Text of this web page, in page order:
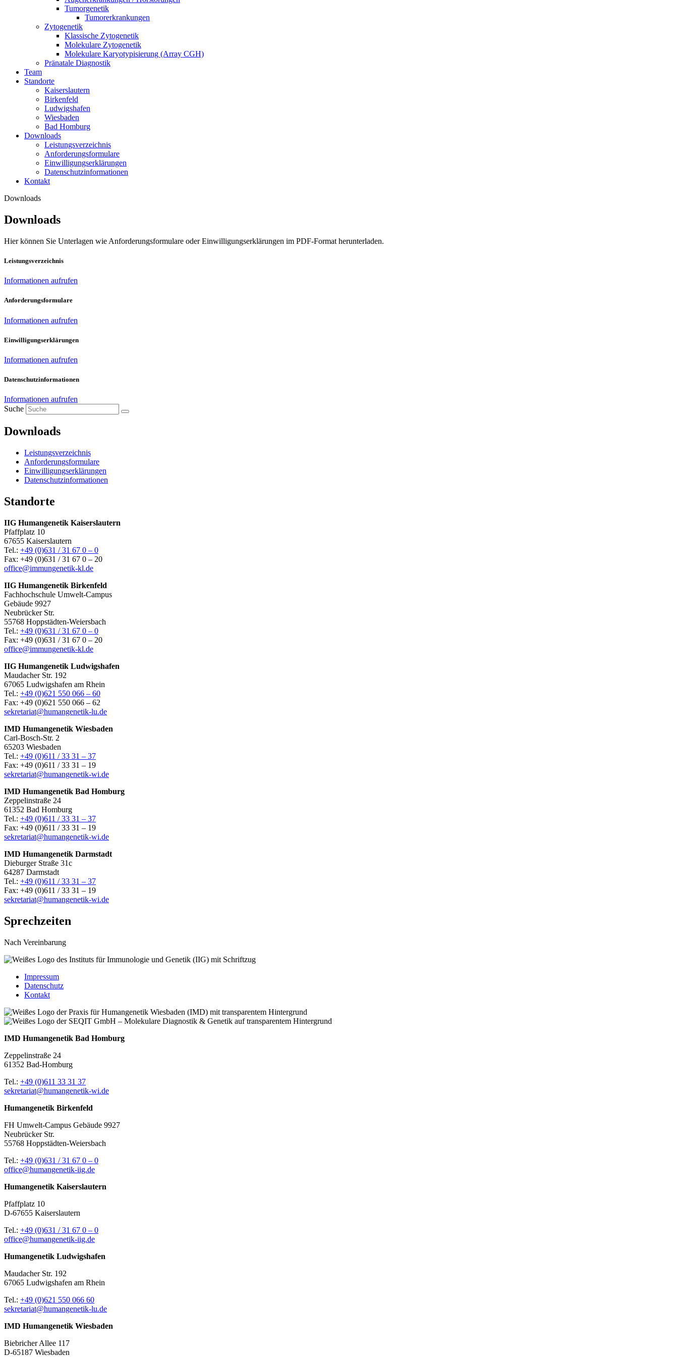
Tumorgenetik
Tumorerkrankungen
Zytogenetik
Klassische Zytogenetik
Molekulare Zytogenetik
Molekulare Karyotypisierung (Array CGH)
Pränatale Diagnostik
Team
Standorte
Kaiserslautern
Birkenfeld
Ludwigshafen
Wiesbaden
Bad Homburg
Downloads
Leistungsverzeichnis
Anforderungsformulare
Einwilligungserklärungen
Datenschutzinformationen
Kontakt
Downloads
Downloads
Hier können Sie Unterlagen wie Anforderungsformulare oder Einwilligungserklärungen im PDF-Format herunterladen.
Leistungsverzeichnis
Informationen aufrufen
Anforderungsformulare​
Informationen aufrufen
Einwilligungserklärungen
Informationen aufrufen
Datenschutzinformationen
Informationen aufrufen
Suche
Downloads
Leistungsverzeichnis
Anforderungsformulare
Einwilligungserklärungen
Datenschutzinformationen
Standorte
IIG Humangenetik Kaiserslautern
Pfaffplatz 10
67655 Kaiserslautern
Tel.: +49 (0)631 / 31 67 0 – 0
Fax: +49 (0)631 / 31 67 0 – 20
office@immungenetik-kl.de
IIG Humangenetik Birkenfeld
Fachhochschule Umwelt-Campus
Gebäude 9927
Neubrücker Str.
55768 Hoppstädten-Weiersbach
Tel.: +49 (0)631 / 31 67 0 – 0
Fax: +49 (0)631 / 31 67 0 – 20
office@immungenetik-kl.de
IIG Humangenetik Ludwigshafen
Maudacher Str. 192
67065 Ludwigshafen am Rhein
Tel.: +49 (0)621 550 066 – 60
Fax: +49 (0)621 550 066 – 62
sekretariat@humangenetik-lu.de
IMD Humangenetik Wiesbaden
Carl-Bosch-Str. 2
65203 Wiesbaden
Tel.: +49 (0)611 / 33 31 – 37
Fax: +49 (0)611 / 33 31 – 19
sekretariat@humangenetik-wi.de
IMD Humangenetik Bad Homburg
Zeppelinstraße 24
61352 Bad Homburg
Tel.: +49 (0)611 / 33 31 – 37
Fax: +49 (0)611 / 33 31 – 19
sekretariat@humangenetik-wi.de
IMD Humangenetik Darmstadt
Dieburger Straße 31c
64287 Darmstadt
Tel.: +49 (0)611 / 33 31 – 37
Fax: +49 (0)611 / 33 31 – 19
sekretariat@humangenetik-wi.de
Sprechzeiten
Nach Vereinbarung
Impressum
Datenschutz
Kontakt
IMD Humangenetik Bad Homburg
Zeppelinstraße 24
61352 Bad-Homburg
Tel.: +49 (0)611 33 31 37
sekretariat@humangenetik-wi.de
Humangenetik Birkenfeld
FH Umwelt-Campus Gebäude 9927
Neubrücker Str.
55768 Hoppstädten-Weiersbach
Tel.: +49 (0)631 / 31 67 0 – 0
office@humangenetik-iig.de
Humangenetik Kaiserslautern
Pfaffplatz 10
D-67655 Kaiserslautern
Tel.: +49 (0)631 / 31 67 0 – 0
office@humangenetik-iig.de
Humangenetik Ludwigshafen
Maudacher Str. 192
67065 Ludwigshafen am Rhein
Tel.: +49 (0)621 550 066 60
sekretariat@humangenetik-lu.de
IMD Humangenetik Wiesbaden
Biebricher Allee 117
D-65187 Wiesbaden